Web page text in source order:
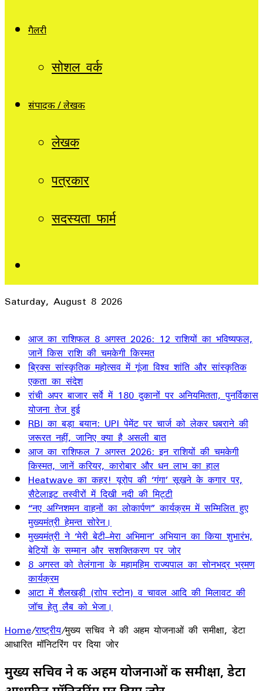
गैलरी
सोशल वर्क
संपादक / लेखक
लेखक
पत्रकार
सदस्यता फार्म
Saturday, August 8 2026
आज का राशिफल 8 अगस्त 2026: 12 राशियों का भविष्यफल,
जानें किस राशि की चमकेगी किस्मत
ब्रिक्स सांस्कृतिक महोत्सव में गूंजा विश्व शांति और सांस्कृतिक
एकता का संदेश
रांची अपर बाजार सर्वे में 180 दुकानों पर अनियमितता, पुनर्विकास
योजना तेज हुई
RBI का बड़ा बयान: UPI पेमेंट पर चार्ज को लेकर घबराने की
जरूरत नहीं, जानिए क्या है असली बात
आज का राशिफल 7 अगस्त 2026: इन राशियों की चमकेगी
किस्मत, जानें करियर, कारोबार और धन लाभ का हाल
Heatwave का कहर! यूरोप की ‘गंगा’ सूखने के कगार पर,
सैटेलाइट तस्वीरों में दिखी नदी की मिट्टी
“नए अग्निशमन वाहनों का लोकार्पण” कार्यक्रम में सम्मिलित हुए
मुख्यमंत्री हेमन्त सोरेन।
मुख्यमंत्री ने ‘मेरी बेटी–मेरा अभिमान’ अभियान का किया शुभारंभ,
बेटियों के सम्मान और सशक्तिकरण पर जोर
8 अगस्त को तेलंगाना के महामहिम राज्यपाल का सोनभद्र भ्रमण
कार्यक्रम
आटा में शैलखड़ी (राोप स्टोन) व चावल आदि की मिलावट की
जॉच हेतु लैब को भेजा।
Home/राष्ट्रीय/मुख्य सचिव ने की अहम योजनाओं की समीक्षा, डेटा
आधारित मॉनिटरिंग पर दिया जोर
मुख्य सचिव ने की अहम योजनाओं की समीक्षा, डेटा